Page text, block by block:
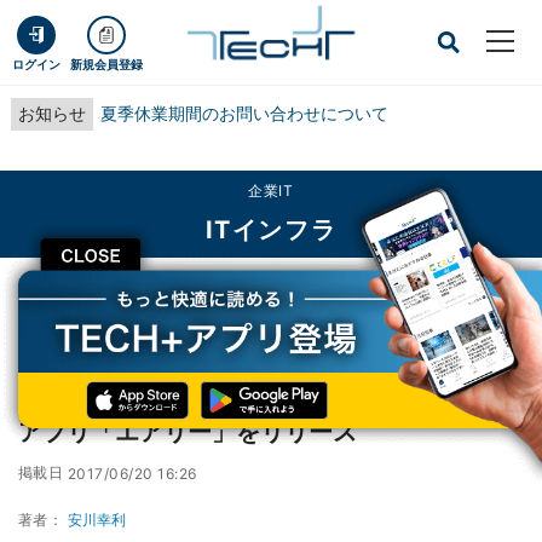
ログイン 新規会員登録
お知らせ 夏季休業期間のお問い合わせについて
CLOSE
企業IT
ITインフラ
TECH+ 企業IT
ITインフラ
EDGE、内定者フォローSNSのスマートフォンアプリ「エアリー」をリリース
EDGE、内定者フォローSNSのスマートフォン
アプリ「エアリー」をリリース
掲載日 2017/06/20 16:26
著者： 安川幸利